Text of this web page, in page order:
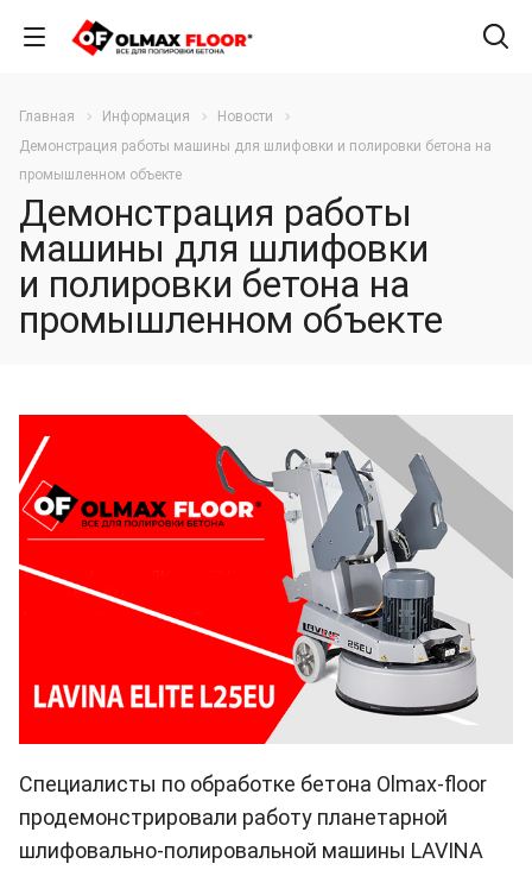
Главная Информация
Новости
Демонстрация работы машины для шлифовки и полировки бетона на
промышленном объекте
Демонстрация работы
машины для шлифовки
и полировки бетона на
промышленном объекте
Специалисты по обработке бетона Olmax-floor
продемонстрировали работу планетарной
шлифовально-полировальной машины LAVINA